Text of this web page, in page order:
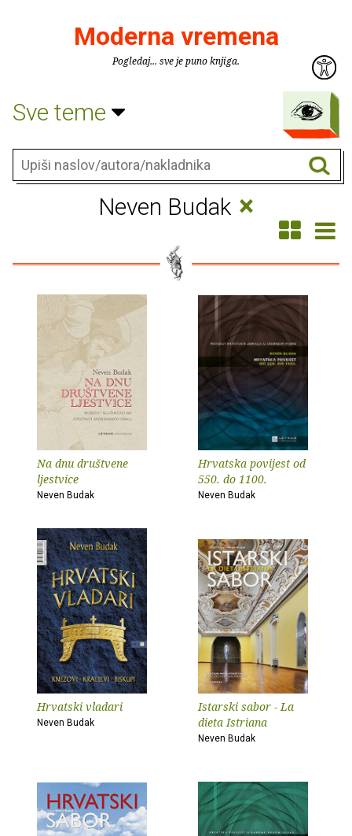
Moderna vremena
Pogledaj... sve je puno knjiga.
Sve teme
Neven Budak ×
Na dnu društvene
ljestvice
Neven Budak
Hrvatska povijest od
550. do 1100.
Neven Budak
Hrvatski vladari
Neven Budak
Istarski sabor - La
dieta Istriana
Neven Budak